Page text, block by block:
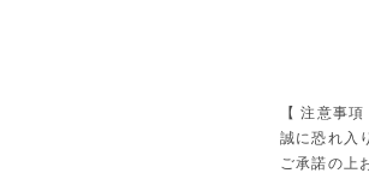
【 注意事
誠に恐れ入
ご承諾の上